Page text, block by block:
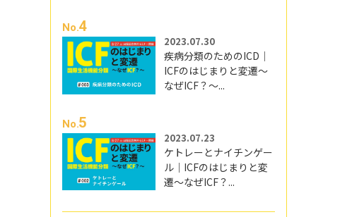
No.4
2023.07.30
疾病分類のためのICD｜
ICFのはじまりと変遷～
なぜICF？～...
No.5
2023.07.23
ケトレーとナイチンゲー
ル｜ICFのはじまりと変
遷～なぜICF？...